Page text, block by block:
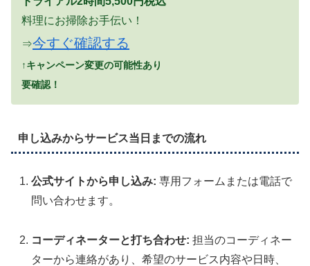
料理にお掃除お手伝い！
⇒今すぐ確認する
↑キャンペーン変更の可能性あり
要確認！
申し込みからサービス当日までの流れ
公式サイトから申し込み: 専用フォームまたは電話で
問い合わせます。
コーディネーターと打ち合わせ: 担当のコーディネー
ターから連絡があり、希望のサービス内容や日時、